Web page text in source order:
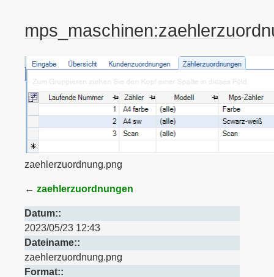
zaehlerzuordnung.png
← zaehlerzuordnungen
Datum::
2023/05/23 12:43
Dateiname::
zaehlerzuordnung.png
Format::